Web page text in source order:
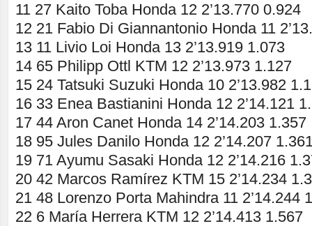
11 27 Kaito Toba Honda 12 2’13.770 0.924
12 21 Fabio Di Giannantonio Honda 11
13 11 Livio Loi Honda 13 2’13.919 1.073
14 65 Philipp Ottl KTM 12 2’13.973 1.127
15 24 Tatsuki Suzuki Honda 10 2’13.982
16 33 Enea Bastianini Honda 12 2’14.121
17 44 Aron Canet Honda 14 2’14.203 1.357
18 95 Jules Danilo Honda 12 2’14.207
19 71 Ayumu Sasaki Honda 12 2’14.216
20 42 Marcos Ramírez KTM 15 2’14.234
21 48 Lorenzo Porta Mahindra 11 2’14.244
22 6 María Herrera KTM 12 2’14.413 1.567